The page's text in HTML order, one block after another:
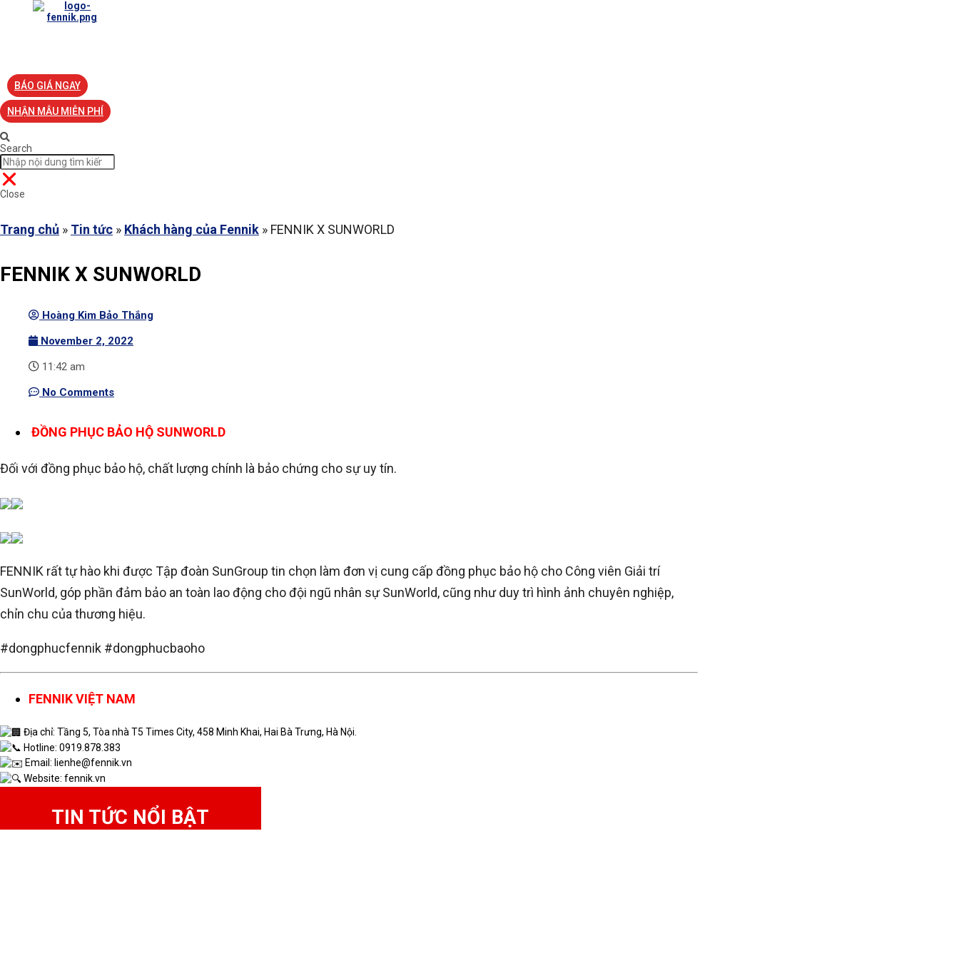
BÁO GIÁ NGAY
NHẬN MẪU MIỄN PHÍ
Search
Close
Trang chủ » Tin tức » Khách hàng của Fennik » FENNIK X SUNWORLD
FENNIK X SUNWORLD
Hoàng Kim Bảo Thắng
November 2, 2022
11:42 am
No Comments
ĐỒNG PHỤC BẢO HỘ SUNWORLD
Đối với đồng phục bảo hộ, chất lượng chính là bảo chứng cho sự uy tín.
FENNIK rất tự hào khi được Tập đoàn SunGroup tin chọn làm đơn vị cung cấp đồng phục bảo hộ cho Công viên Giải trí
SunWorld, góp phần đảm bảo an toàn lao động cho đội ngũ nhân sự SunWorld, cũng như duy trì hình ảnh chuyên nghiệp,
chỉn chu của thương hiệu.
#dongphucfennik #dongphucbaoho
FENNIK VIỆT NAM
Địa chỉ: Tầng 5, Tòa nhà T5 Times City, 458 Minh Khai, Hai Bà Trưng, Hà Nội.
Hotline: 0919.878.383
Email: lienhe@fennik.vn
Website: fennik.vn
TIN TỨC NỔI BẬT